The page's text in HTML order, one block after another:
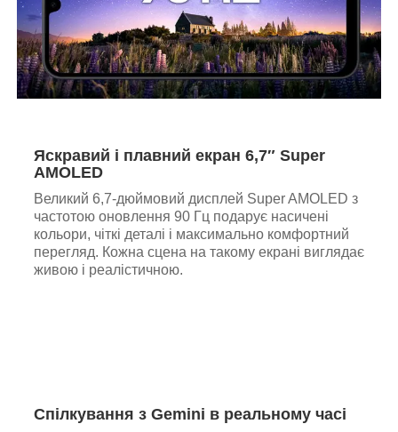
Яскравий і плавний екран 6,7″ Super
AMOLED
Великий 6,7-дюймовий дисплей Super AMOLED з
частотою оновлення 90 Гц подарує насичені
кольори, чіткі деталі і максимально комфортний
перегляд. Кожна сцена на такому екрані виглядає
живою і реалістичною.
Спілкування з Gemini в реальному часі